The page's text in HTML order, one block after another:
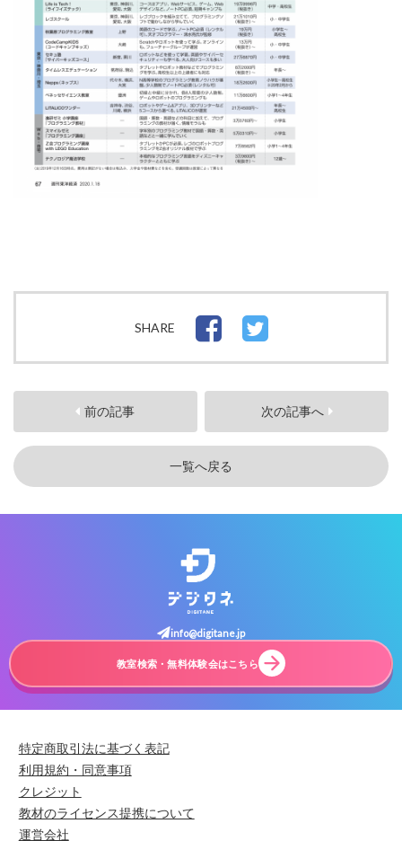
SHARE
前の記事 次の記事へ
一覧へ戻る
info@digitane.jp
教室検索・無料体験会はこちら
特定商取引法に基づく表記
利用規約・同意事項
クレジット
教材のライセンス提携について
運営会社